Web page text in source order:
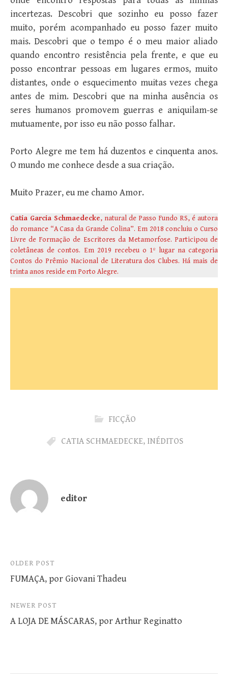
incertezas. Descobri que sozinho eu posso fazer
muito, porém acompanhado eu posso fazer muito
mais. Descobri que o tempo é o meu maior aliado
quando encontro resistência pela frente, e que eu
posso encontrar pessoas em lugares ermos, muito
distantes, onde o esquecimento muitas vezes chega
antes de mim. Descobri que na minha ausência os
seres humanos promovem guerras e aniquilam-se
mutuamente, por isso eu não posso falhar.
Porto Alegre me tem há duzentos e cinquenta anos.
O mundo me conhece desde a sua criação.
Muito Prazer, eu me chamo Amor.
Catia Garcia Schmaedecke, natural de Passo Fundo RS, é autora
do romance “A Casa da Grande Colina”. Em 2018 concluiu o Curso
Livre de Formação de Escritores da Metamorfose. Participou de
coletâneas de contos. Em 2019 recebeu o 1º lugar na categoria
Contos do Prêmio Nacional de Literatura dos Clubes. Há mais de
trinta anos reside em Porto Alegre.
FICÇÃO
CATIA SCHMAEDECKE, INÉDITOS
editor
Post
navigation
OLDER POST
FUMAÇA, por Giovani Thadeu
NEWER POST
A LOJA DE MÁSCARAS, por Arthur Reginatto